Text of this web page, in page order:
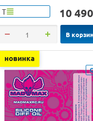
Т 10 490
В
новинка